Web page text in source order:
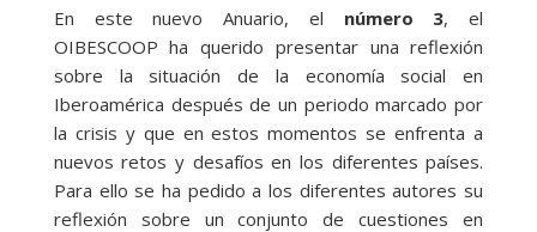
En este nuevo Anuario, el número 3, el
OIBESCOOP ha querido presentar una reflexión
sobre la situación de la economía social en
Iberoamérica después de un periodo marcado por
la crisis y que en estos momentos se enfrenta a
nuevos retos y desafíos en los diferentes países.
Para ello se ha pedido a los diferentes autores su
reflexión sobre un conjunto de cuestiones en